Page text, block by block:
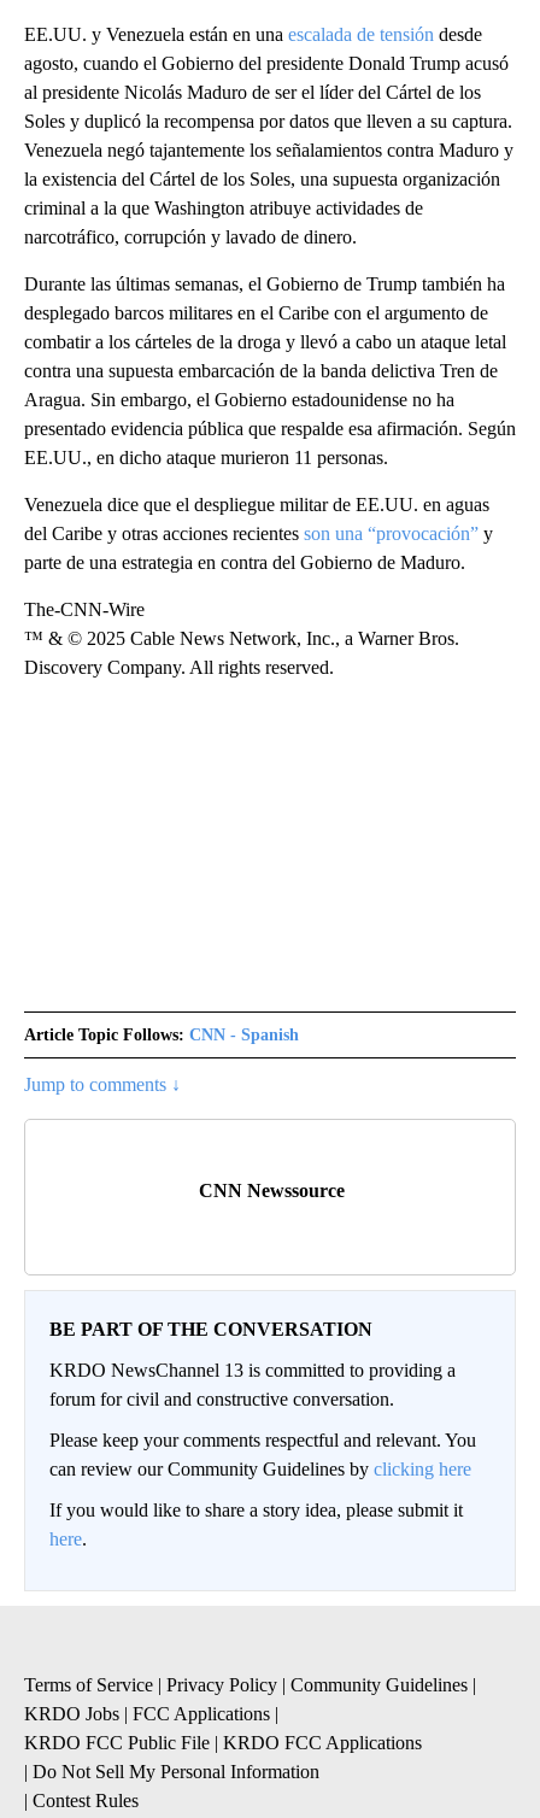
EE.UU. y Venezuela están en una escalada de tensión desde
agosto, cuando el Gobierno del presidente Donald Trump acusó
al presidente Nicolás Maduro de ser el líder del Cártel de los
Soles y duplicó la recompensa por datos que lleven a su captura.
Venezuela negó tajantemente los señalamientos contra Maduro y
la existencia del Cártel de los Soles, una supuesta organización
criminal a la que Washington atribuye actividades de
narcotráfico, corrupción y lavado de dinero.
Durante las últimas semanas, el Gobierno de Trump también ha
desplegado barcos militares en el Caribe con el argumento de
combatir a los cárteles de la droga y llevó a cabo un ataque letal
contra una supuesta embarcación de la banda delictiva Tren de
Aragua. Sin embargo, el Gobierno estadounidense no ha
presentado evidencia pública que respalde esa afirmación. Según
EE.UU., en dicho ataque murieron 11 personas.
Venezuela dice que el despliegue militar de EE.UU. en aguas
del Caribe y otras acciones recientes son una “provocación” y
parte de una estrategia en contra del Gobierno de Maduro.
The-CNN-Wire
™ & © 2025 Cable News Network, Inc., a Warner Bros.
Discovery Company. All rights reserved.
Article Topic Follows: CNN - Spanish
Jump to comments ↓
CNN Newssource
BE PART OF THE CONVERSATION
KRDO NewsChannel 13 is committed to providing a
forum for civil and constructive conversation.
Please keep your comments respectful and relevant. You
can review our Community Guidelines by clicking here
If you would like to share a story idea, please submit it
here.
Terms of Service | Privacy Policy | Community Guidelines |
KRDO Jobs | FCC Applications |
KRDO FCC Public File | KRDO FCC Applications
| Do Not Sell My Personal Information
| Contest Rules